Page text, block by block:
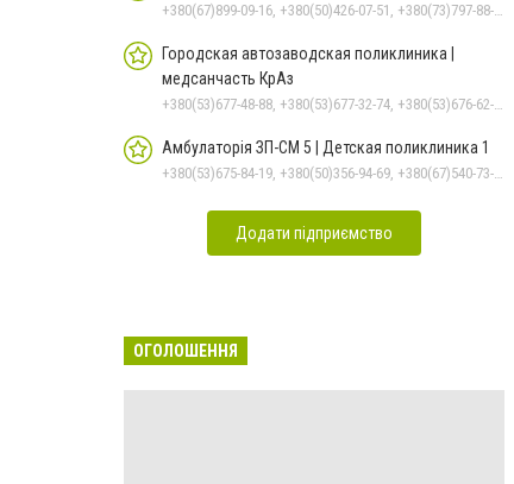
+380(67)899-09-16, +380(50)426-07-51, +380(73)797-88-17
Городская автозаводская поликлиника |
медсанчасть КрАз
+380(53)677-48-88, +380(53)677-32-74, +380(53)676-62-99, +380536766187
Амбулаторія ЗП-СМ 5 | Детская поликлиника 1
+380(53)675-84-19, +380(50)356-94-69, +380(67)540-73-87
Додати підприємство
ОГОЛОШЕННЯ